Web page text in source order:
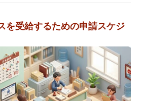
を受給するための申請スケジ